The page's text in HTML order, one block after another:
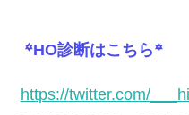
꙳HO診断はこちら꙳
https://twitter.com/